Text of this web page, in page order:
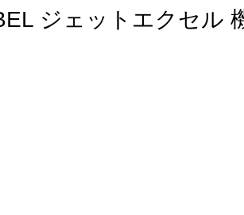
ジェットエクセル